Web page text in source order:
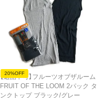
20%OFF
【返品不可】フルーツオブザルーム
FRUIT OF THE LOOM 2パック タ
ンクトップ ブラック/グレー